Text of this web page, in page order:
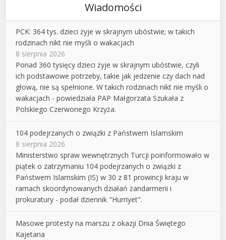
Wiadomości
PCK: 364 tys. dzieci żyje w skrajnym ubóstwie; w takich
rodzinach nikt nie myśli o wakacjach
8 sierpnia 2026
Ponad 360 tysięcy dzieci żyje w skrajnym ubóstwie, czyli
ich podstawowe potrzeby, takie jak jedzenie czy dach nad
głową, nie są spełnione. W takich rodzinach nikt nie myśli o
wakacjach - powiedziała PAP Małgorzata Szukała z
Polskiego Czerwonego Krzyża.
104 podejrzanych o związki z Państwem Islamskim
8 sierpnia 2026
Ministerstwo spraw wewnętrznych Turcji poinformowało w
piątek o zatrzymaniu 104 podejrzanych o związki z
Państwem Islamskim (IS) w 30 z 81 prowincji kraju w
ramach skoordynowanych działań żandarmerii i
prokuratury - podał dziennik "Hurriyet".
Masowe protesty na marszu z okazji Dnia Świętego
Kajetana